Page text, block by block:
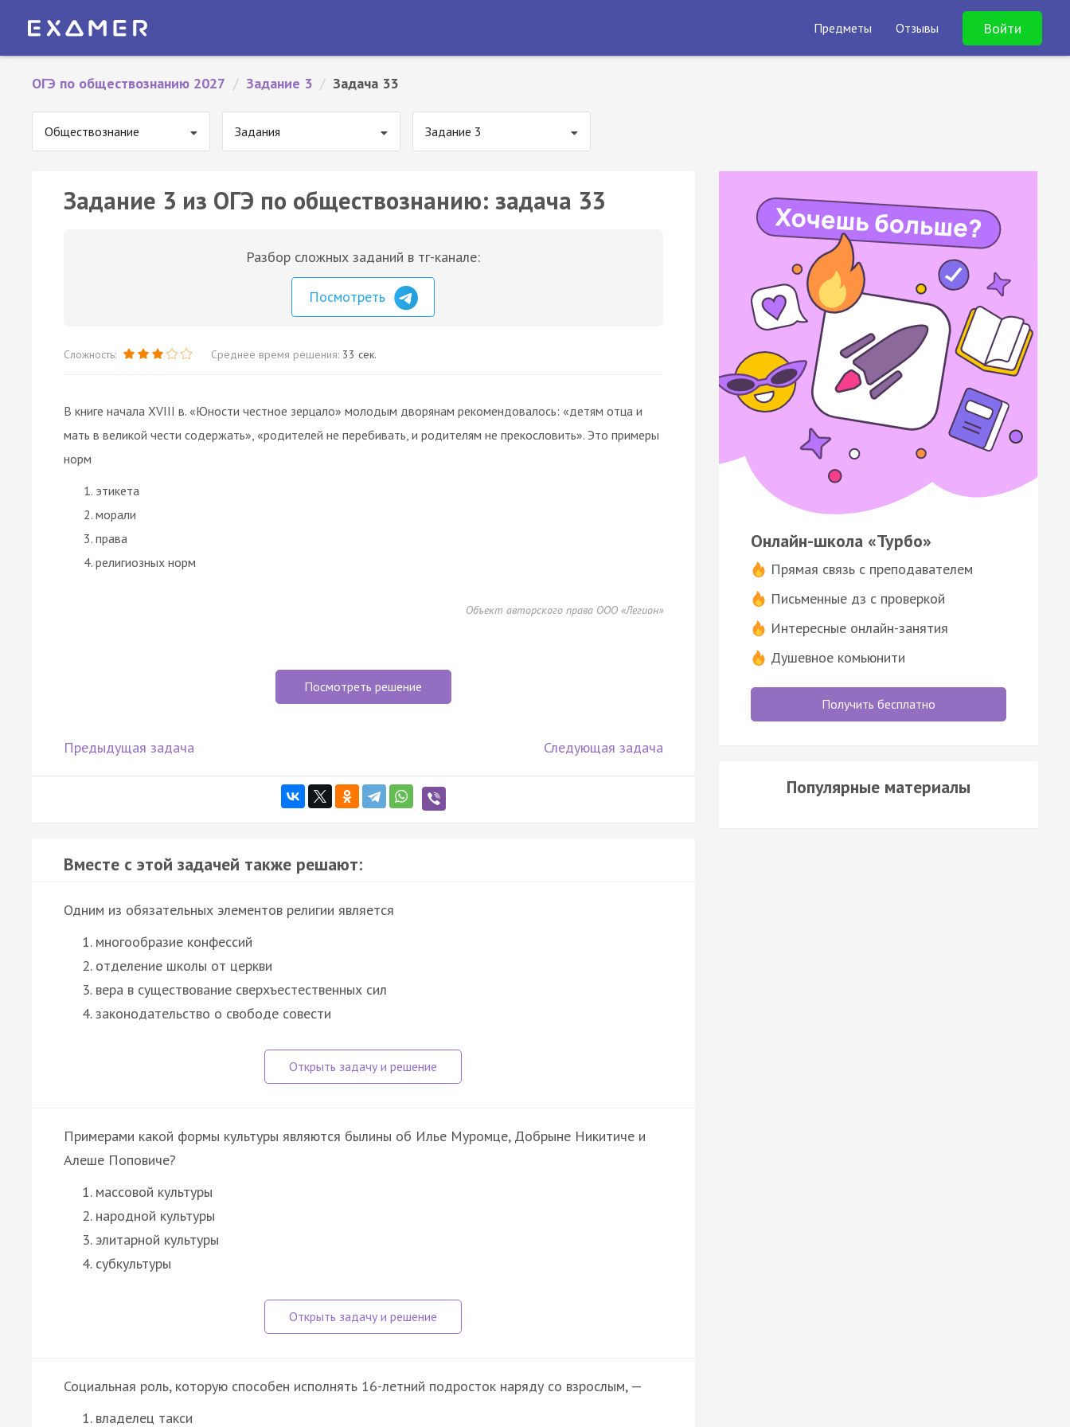
Предметы Отзывы Войти
ОГЭ по обществознанию 2027 / Задание 3 / Задача 33
Обществознание Задания Задание 3
Задание 3 из ОГЭ по обществознанию: задача 33
Разбор сложных заданий в тг-канале:
Посмотреть
Сложность: Среднее время решения: 33 сек.
В книге начала XVIII в. «Юности честное зерцало» молодым дворянам рекомендовалось: «детям отца и
мать в великой чести содержать», «родителей не перебивать, и родителям не прекословить». Это примеры
норм
этикета
морали
права
религиозных норм
Объект авторского права ООО «Легион»
Посмотреть решение
Предыдущая задача Следующая задача
Вместе с этой задачей также решают:
Одним из обязательных элементов религии является
многообразие конфессий
отделение школы от церкви
вера в существование сверхъестественных сил
законодательство о свободе совести
Примерами какой формы культуры являются былины об Илье Муромце, Добрыне Никитиче и
Алеше Поповиче?
массовой культуры
народной культуры
элитарной культуры
субкультуры
Социальная роль, которую способен исполнять 16-летний подросток наряду со взрослым, —
владелец такси
Онлайн-школа «Турбо»
Прямая связь с преподавателем
Письменные дз с проверкой
Интересные онлайн-занятия
Душевное комьюнити
Получить бесплатно
Популярные материалы